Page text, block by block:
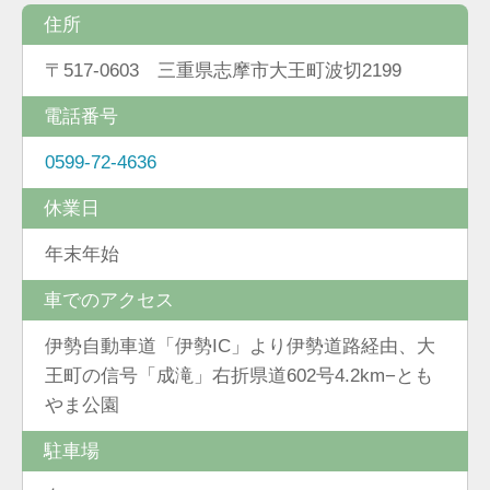
住所
〒517-0603 三重県志摩市大王町波切2199
電話番号
0599-72-4636
休業日
年末年始
車でのアクセス
伊勢自動車道「伊勢IC」より伊勢道路経由、大
王町の信号「成滝」右折県道602号4.2km−とも
やま公園
駐車場